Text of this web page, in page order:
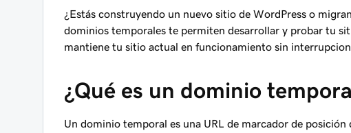
¿Estás construyendo un nuevo sitio de WordPress o
dominios temporales te permiten desarrollar y probar tu
mantiene tu sitio actual en funcionamiento sin
¿Qué es un dominio
Un dominio temporal es una URL de marcador de